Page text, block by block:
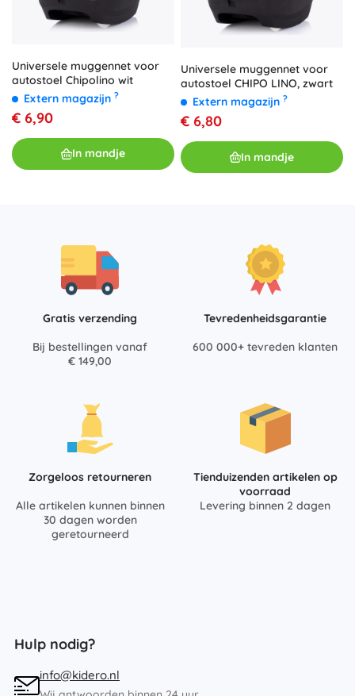
Universele muggennet voor
autostoel Chipolino wit
Extern magazijn ?
€ 6,90
In mandje
Universele muggennet voor
autostoel CHIPO LINO, zwart
Extern magazijn ?
€ 6,80
In mandje
Gratis verzending
Bij bestellingen vanaf
€ 149,00
Tevredenheidsgarantie
600 000+ tevreden klanten
Zorgeloos retourneren
Alle artikelen kunnen binnen
30 dagen worden
geretourneerd
Tienduizenden artikelen op
voorraad
Levering binnen 2 dagen
Hulp nodig?
info@kidero.nl